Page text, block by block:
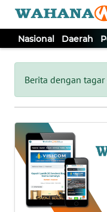
Nasional Daerah
Berita dengan tagar
Tutup
NASIONAL
DAERAH
POLHUKAM
KRIMINAL